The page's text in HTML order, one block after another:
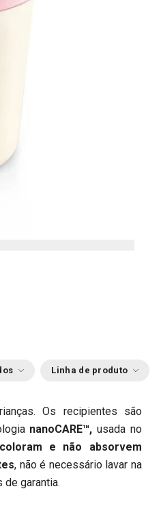
Linha de produto
Os recipientes são
nanoCARE™, usada no
e não absorvem
, não é necessário lavar na
de garantia.